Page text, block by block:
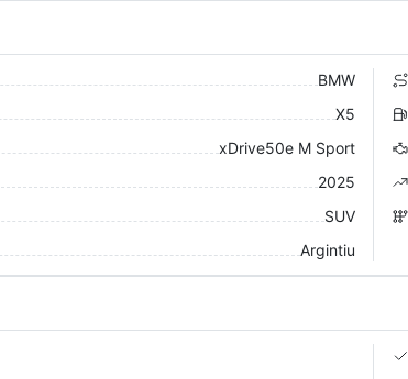
BMW
X5
xDrive50e M Sport
2025
SUV
Argintiu